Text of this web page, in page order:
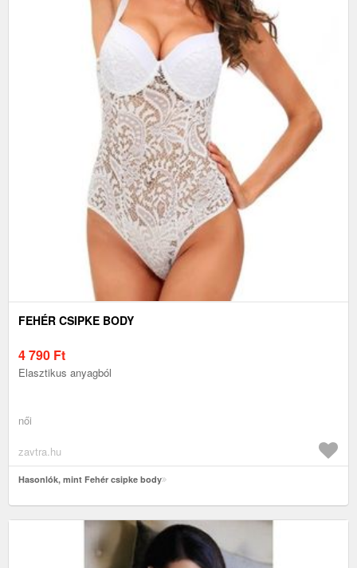
FEHÉR CSIPKE BODY
4 790 Ft
Elasztikus anyagból
női
zavtra.hu
Hasonlók, mint Fehér csipke body